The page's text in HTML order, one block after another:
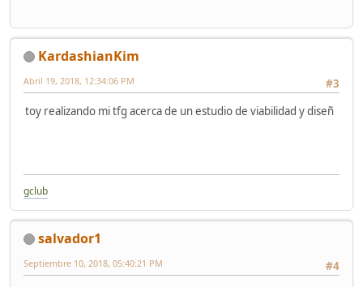
KardashianKim
#3
Abril 19, 2018, 12:34:06 PM
toy realizando mi tfg acerca de un estudio de viabilidad y diseñ
gclub
salvador1
#4
Septiembre 10, 2018, 05:40:21 PM